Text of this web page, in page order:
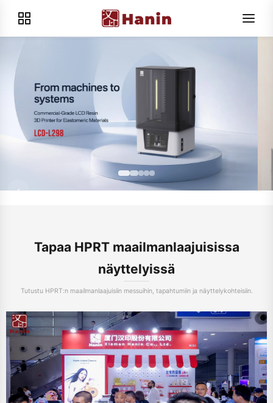
Tapaa HPRT maailmanlaajuisissa
näyttelyissä
Tutustu HPRT:n maailmanlaajuisiin messuihin, tapahtumiin ja näyttelykohteisiin.